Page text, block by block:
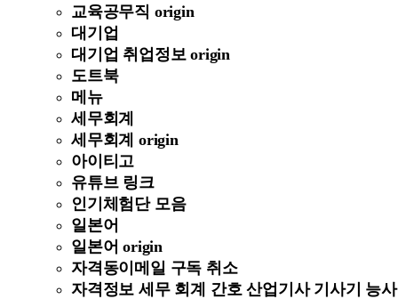
교육공무직 origin
대기업
대기업 취업정보 origin
도트북
메뉴
세무회계
세무회계 origin
아이티고
유튜브 링크
인기체험단 모음
일본어
일본어 origin
자격동이메일 구독 취소
자격정보 세무 회계 간호 산업기사 기사기 능사